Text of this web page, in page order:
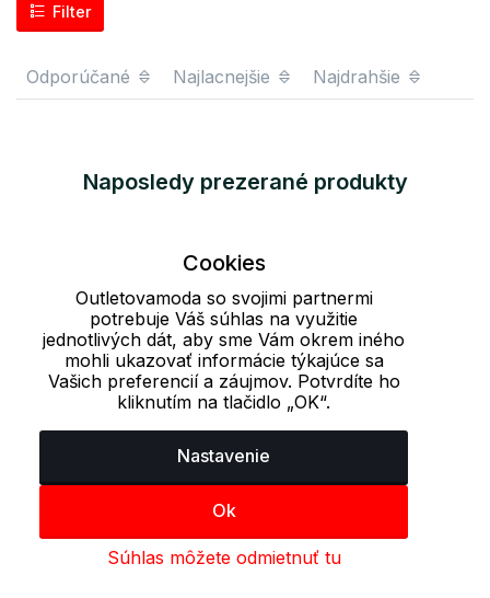
Filter
Odporúčané Najlacnejšie Najdrahšie
Naposledy prezerané produkty
Cookies
Outletovamoda so svojimi partnermi
potrebuje Váš súhlas na využitie
jednotlivých dát, aby sme Vám okrem iného
mohli ukazovať informácie týkajúce sa
Vašich preferencií a záujmov. Potvrdíte ho
kliknutím na tlačidlo „OK“.
Nastavenie
Ok
Súhlas môžete odmietnuť tu